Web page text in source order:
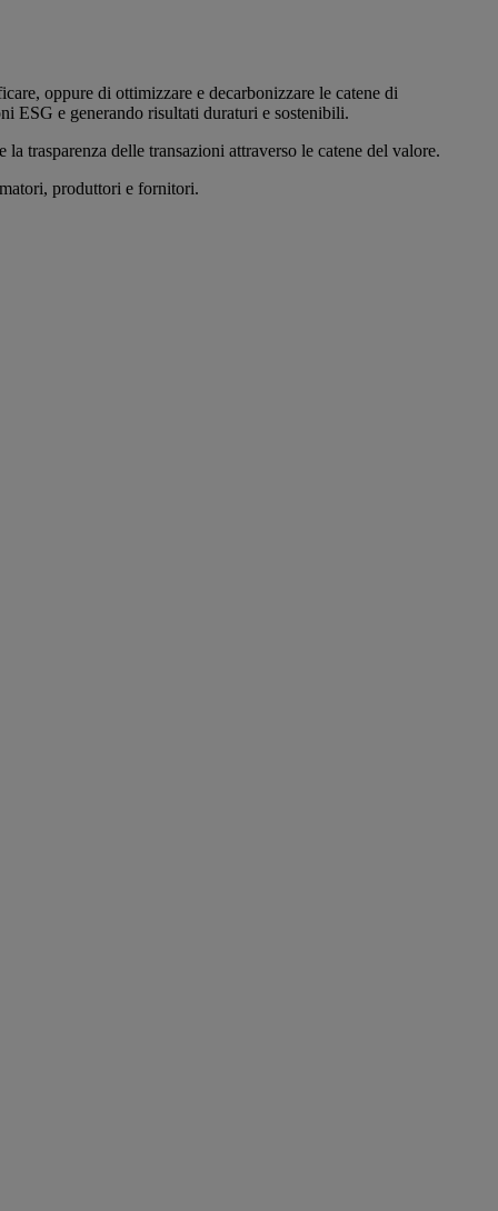
oppure di ottimizzare e decarbonizzare le catene di
ESG e generando risultati duraturi e sostenibili.
trasparenza delle transazioni attraverso le catene del valore.
produttori e fornitori.